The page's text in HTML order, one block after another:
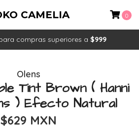
compras superiores a $999
CAMELIA 0
Olens
Tint Brown ( Hanni
) Efecto Natural
$629 MXN